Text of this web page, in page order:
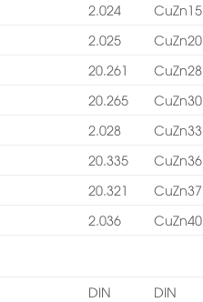
2.024
CuZn15
2.025
CuZn20
20.261
CuZn28
20.265
CuZn30
2.028
CuZn33
20.335
CuZn36
20.321
CuZn37
2.036 CuZn40
DIN
DIN